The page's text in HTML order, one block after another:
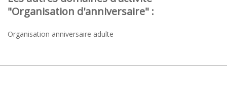
"Organisation d'anniversaire" :
Organisation anniversaire adulte